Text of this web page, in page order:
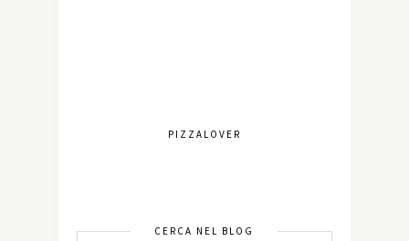
PIZZALOVER
CERCA NEL BLOG